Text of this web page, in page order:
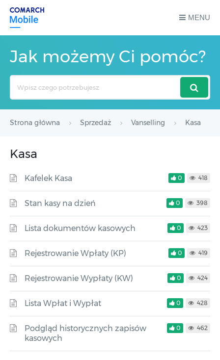
MENU
Jak możemy Ci pomóc?
Strona główna Sprzedaż Vanselling Kasa
Kasa
Kafelek Kasa 0 418
Stan kasy na dzień 0 398
Lista dokumentów kasowych 0 423
Rejestrowanie Wpłaty (KP) 0 419
Rejestrowanie Wypłaty (KW) 0 424
Lista Wpłat i Wypłat 0 428
Podgląd historycznych zapisów
kasowych
0 462